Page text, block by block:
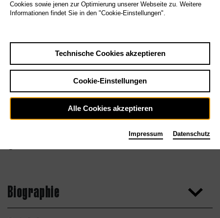
Biographie
Cookies sowie jenen zur Optimierung unserer Webseite zu. Weitere
Informationen findet Sie in den "Cookie-Einstellungen".
Technische Cookies akzeptieren
Cookie-Einstellungen
Alle Cookies akzeptieren
Impressum Datenschutz